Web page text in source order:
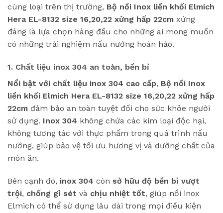
cùng loại trên thị trường, Bộ nồi Inox liền khối Elmich
Hera EL-8132 size 16,20,22 xửng hấp 22cm xứng
đáng là lựa chọn hàng đầu cho những ai mong muốn
có những trải nghiệm nấu nướng hoàn hảo.
1. Chất liệu inox 304 an toàn, bền bỉ
Nổi bật với chất liệu inox 304 cao cấp, Bộ nồi Inox
liền khối Elmich Hera EL-8132 size 16,20,22 xửng hấp
22cm đảm bảo an toàn tuyệt đối cho sức khỏe người
sử dụng. Inox 304 không chứa các kim loại độc hại,
không tương tác với thực phẩm trong quá trình nấu
nướng, giúp bảo vệ tối ưu hương vị và dưỡng chất của
món ăn.
Bên cạnh đó, inox 304 còn sở hữu độ bền bỉ vượt
trội, chống gỉ sét và chịu nhiệt tốt, giúp nồi inox
Elmich có thể sử dụng lâu dài trong mọi điều kiện